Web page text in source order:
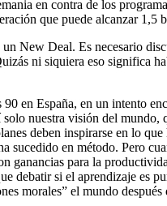
en contra de los
que puede alcanzar 1,5
New Deal. Es necesario
ni siquiera eso significa
en España, en un intento
nuestra visión del
deben inspirarse en lo
sucedido en método. Pero
ganancias para la
debatir si el aprendizaje es
morales” el mundo